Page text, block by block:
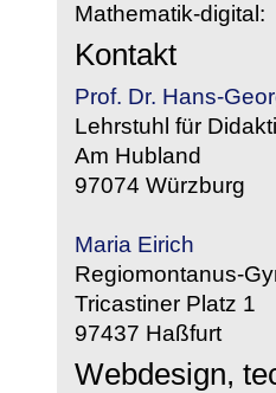
Mathematik-digital:
Kontakt
Prof. Dr. Hans-
Lehrstuhl für
Am Hubland
97074 Würzburg
Maria Eirich
Regiomontanus-
Tricastiner Platz 1
97437 Haßfurt
Webdesign,